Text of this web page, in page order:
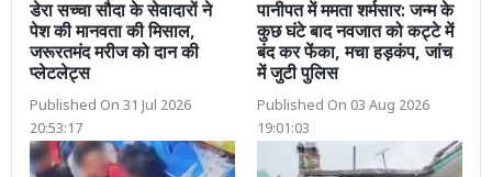
डेरा सच्चा सौदा के सेवादारों ने
पेश की मानवता की मिसाल,
जरूरतमंद मरीज को दान की
प्लेटलेट्स
Published On 31 Jul 2026
20:53:17
पानीपत में ममता शर्मसार: जन्म के
कुछ घंटे बाद नवजात को कट्टे में
बंद कर फेंका, मचा हड़कंप, जांच
में जुटी पुलिस
Published On 03 Aug 2026
19:01:03